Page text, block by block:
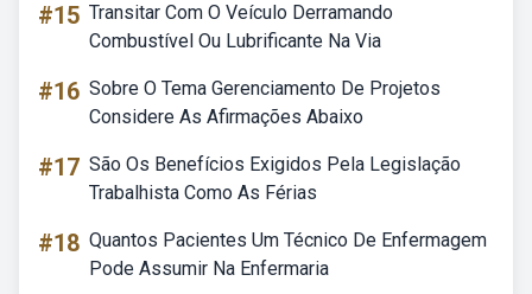
#15 Transitar Com O Veículo Derramando
Combustível Ou Lubrificante Na Via
#16 Sobre O Tema Gerenciamento De Projetos
Considere As Afirmações Abaixo
#17 São Os Benefícios Exigidos Pela Legislação
Trabalhista Como As Férias
#18 Quantos Pacientes Um Técnico De Enfermagem
Pode Assumir Na Enfermaria